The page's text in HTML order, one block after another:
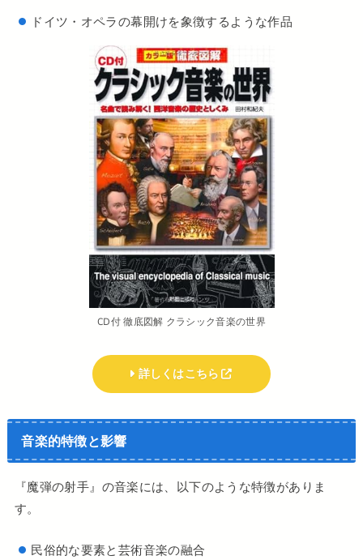
ドイツ・オペラの幕開けを象徴するような作品
CD付 徹底図解 クラシック音楽の世界
詳しくはこちら
音楽的特徴と影響
『魔弾の射手』の音楽には、以下のような特徴がありま
す。
民俗的な要素と芸術音楽の融合